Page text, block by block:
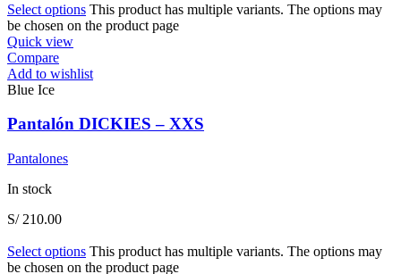
Select options This product has multiple variants. The options may
be chosen on the product page
Quick view
Compare
Add to wishlist
Blue Ice
Pantalón DICKIES – XXS
Pantalones
In stock
S/210.00
Select options This product has multiple variants. The options may
be chosen on the product page